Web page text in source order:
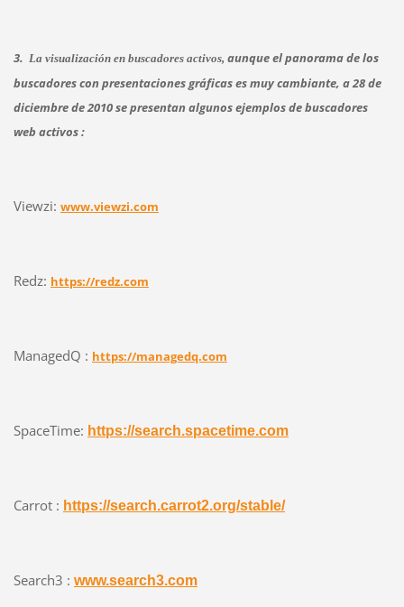
3. La visualización en buscadores activos, aunque el panorama de los
buscadores con presentaciones gráficas es muy cambiante, a 28 de
diciembre de 2010 se presentan algunos ejemplos de buscadores
web activos :
Viewzi: www.viewzi.com
Redz: https://redz.com
ManagedQ : https://managedq.com
SpaceTime: https://search.spacetime.com
Carrot : https://search.carrot2.org/stable/
Search3 : www.search3.com